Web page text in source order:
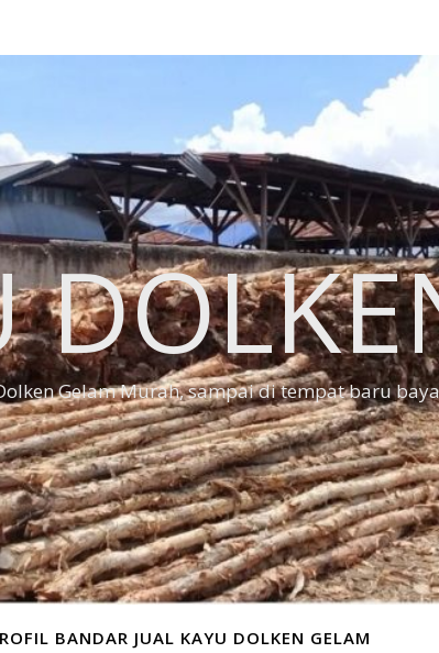
Gelam Murah, sampai di tempat baru
BANDAR JUAL KAYU DOLKEN GELAM